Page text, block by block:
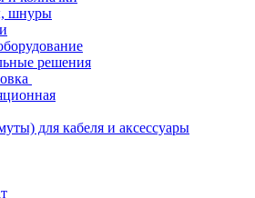
шнуры
решения
для кабеля и аксессуары